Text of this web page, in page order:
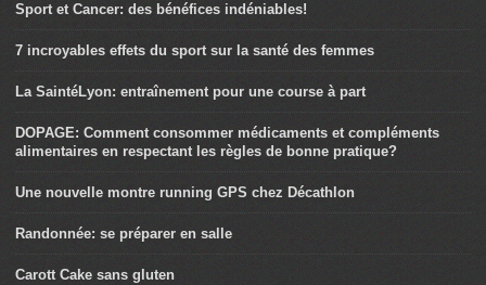
Sport et Cancer: des bénéfices indéniables!
7 incroyables effets du sport sur la santé des femmes
La SaintéLyon: entraînement pour une course à part
DOPAGE: Comment consommer médicaments et compléments
alimentaires en respectant les règles de bonne pratique?
Une nouvelle montre running GPS chez Décathlon
Randonnée: se préparer en salle
Carott Cake sans gluten